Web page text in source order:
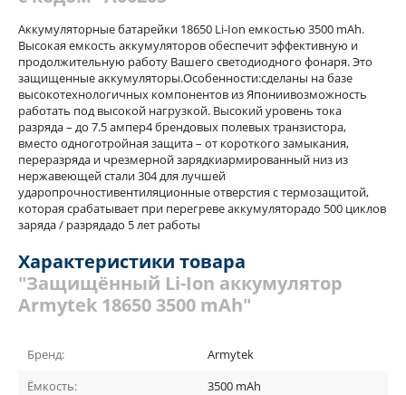
Аккумуляторные батарейки 18650 Li-Ion емкостью 3500 mAh.
Высокая емкость аккумуляторов обеспечит эффективную и
продолжительную работу Вашего светодиодного фонаря. Это
защищенные аккумуляторы.Особенности:cделаны на базе
высокотехнологичных компонентов из Япониивозможность
работать под высокой нагрузкой. Высокий уровень тока
разряда – до 7.5 ампер4 брендовых полевых транзистора,
вместо одноготройная защита – от короткого замыкания,
переразряда и чрезмерной зарядкиармированный низ из
нержавеющей стали 304 для лучшей
ударопрочностивентиляционные отверстия с термозащитой,
которая срабатывает при перегреве аккумуляторадо 500 циклов
заряда / разрядадо 5 лет работы
Характеристики товара
"Защищённый Li-Ion аккумулятор
Armytek 18650 3500 mAh"
Бренд:
Armytek
Ёмкость:
3500 mAh